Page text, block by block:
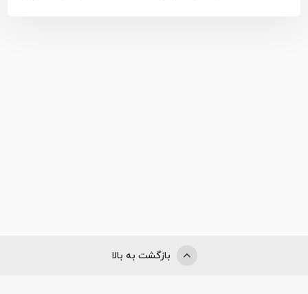
بازگشت به بالا